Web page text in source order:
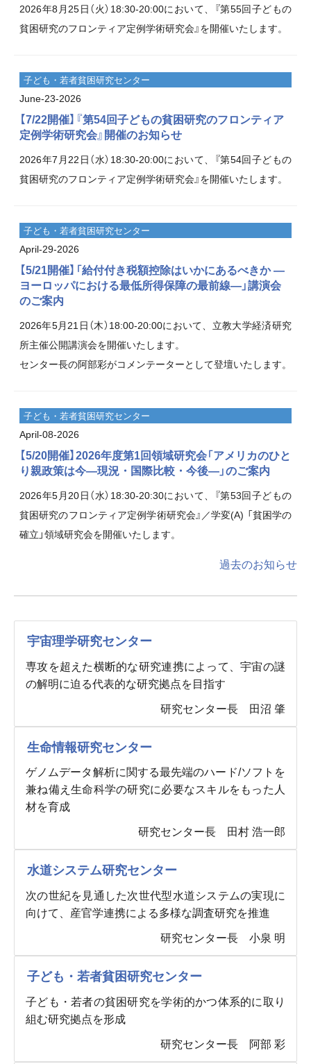
2026年8月25日（火）18:30-20:00において、『第55回子どもの
貧困研究のフロンティア定例学術研究会』を開催いたします。
June-23-2026
子ども・若者貧困研究センター
【7/22開催】『第54回子どもの貧困研究のフロンティア
定例学術研究会』開催のお知らせ
2026年7月22日（水）18:30-20:00において、『第54回子どもの
貧困研究のフロンティア定例学術研究会』を開催いたします。
April-29-2026
子ども・若者貧困研究センター
【5/21開催】「給付付き税額控除はいかにあるべきか ―
ヨーロッパにおける最低所得保障の最前線―」講演会
のご案内
2026年5月21日（木）18:00-20:00において、立教大学経済研究
所主催公開講演会を開催いたします。
センター長の阿部彩がコメンテーターとして登壇いたします。
April-08-2026
子ども・若者貧困研究センター
【5/20開催】2026年度第1回領域研究会「アメリカのひと
り親政策は今―現況・国際比較・今後―」のご案内
2026年5月20日（水）18:30-20:30において、『第53回子どもの
貧困研究のフロンティア定例学術研究会』／学変(A) 「貧困学の
確立」領域研究会を開催いたします。
過去のお知らせ
宇宙理学研究センター
専攻を超えた横断的な研究連携によって、宇宙の謎
の解明に迫る代表的な研究拠点を目指す
研究センター長 田沼 肇
生命情報研究センター
ゲノムデータ解析に関する最先端のハード/ソフトを
兼ね備え生命科学の研究に必要なスキルをもった人
材を育成
研究センター長 田村 浩一郎
水道システム研究センター
次の世紀を見通した次世代型水道システムの実現に
向けて、産官学連携による多様な調査研究を推進
研究センター長 小泉 明
子ども・若者貧困研究センター
子ども・若者の貧困研究を学術的かつ体系的に取り
組む研究拠点を形成
研究センター長 阿部 彩